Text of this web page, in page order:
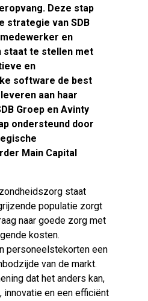
Deze stap
strategie van SDB
en
staat te stellen met
en
software de best
aan haar
Groep en Avinty
ondersteund door
Main Capital
staat
populatie zorgt
naar goede zorg met
kosten.
personeelstekorten een
van de markt.
dat het anders kan,
innovatie en een efficiënt